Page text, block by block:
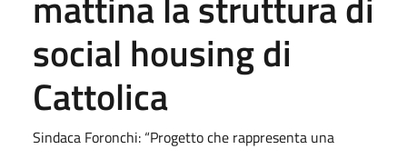
social housing di
Cattolica
Sindaca Foronchi: “Progetto che rappresenta una